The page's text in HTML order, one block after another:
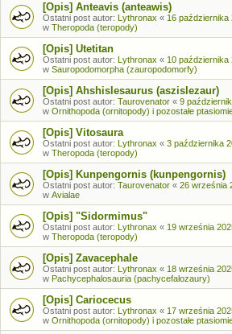
[Opis] Anteavis (anteawis)
Ostatni post autor: Lythronax « 16 października
w Theropoda (teropody)
[Opis] Utetitan
Ostatni post autor: Lythronax « 10 października
w Sauropodomorpha (zauropodomorfy)
[Opis] Ahshislesaurus (aszislezaur)
Ostatni post autor: Taurovenator « 9
w Ornithopoda (ornitopody) i pozostałe
[Opis] Vitosaura
Ostatni post autor: Lythronax « 3 października
w Theropoda (teropody)
[Opis] Kunpengornis (kunpengornis)
Ostatni post autor: Taurovenator « 26 września
w Avialae
[Opis] "Sidormimus"
Ostatni post autor: Lythronax « 19 września
w Theropoda (teropody)
[Opis] Zavacephale
Ostatni post autor: Lythronax « 18 września
w Pachycephalosauria (pachycefalozaury)
[Opis] Cariocecus
Ostatni post autor: Lythronax « 17 września
w Ornithopoda (ornitopody) i pozostałe